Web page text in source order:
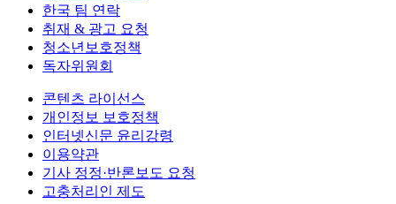
한국 팀 연락
취재 & 광고 요청
청소년보호정책
독자위원회
콘텐츠 라이선스
개인정보 보호정책
인터넷신문 윤리강령
이용약관
기사 정정·반론보도 요청
고충처리인 제도